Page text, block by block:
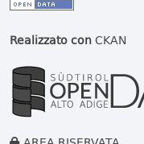
Realizzato conCKAN